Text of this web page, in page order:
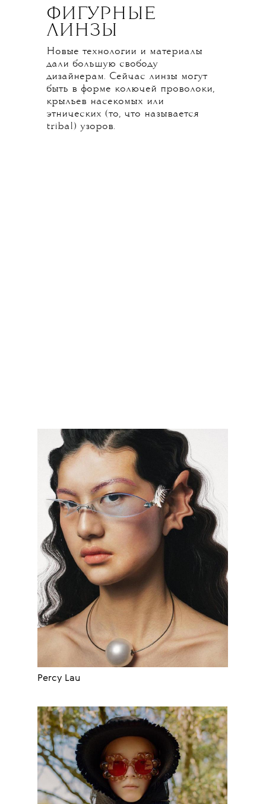
ФИГУРНЫЕ
ЛИНЗЫ
Новые технологии и материалы
дали большую свободу
дизайнерам. Сейчас линзы могут
быть в форме колючей проволоки,
крыльев насекомых или
этнических (то, что называется
tribal) узоров.
Percy Lau